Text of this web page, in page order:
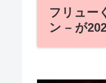
フリュー
ン – が